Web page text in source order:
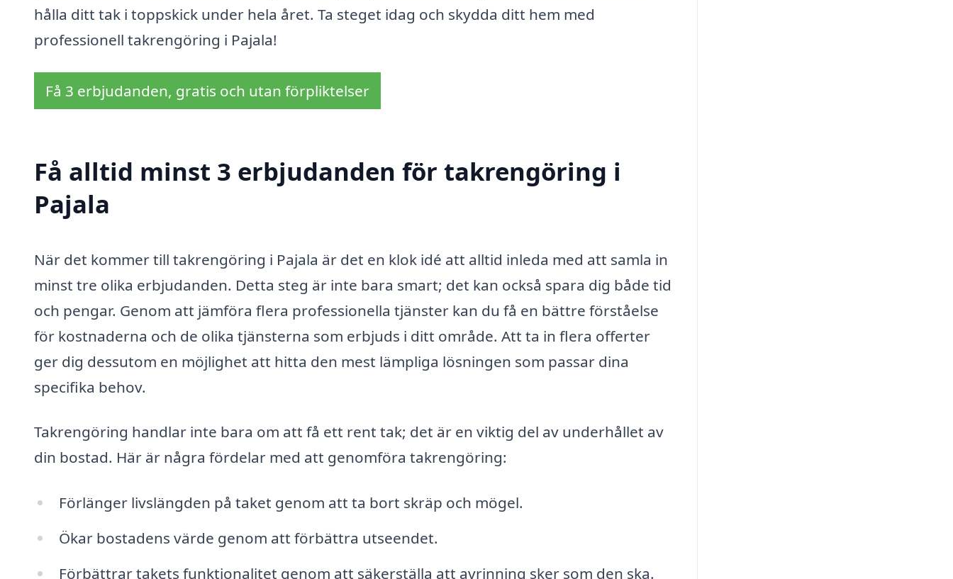
hålla ditt tak i toppskick under hela året. Ta steget idag och skydda ditt hem med
professionell takrengöring i Pajala!
Få 3 erbjudanden, gratis och utan förpliktelser
Få alltid minst 3 erbjudanden för takrengöring i
Pajala
När det kommer till takrengöring i Pajala är det en klok idé att alltid inleda med att samla in
minst tre olika erbjudanden. Detta steg är inte bara smart; det kan också spara dig både tid
och pengar. Genom att jämföra flera professionella tjänster kan du få en bättre förståelse
för kostnaderna och de olika tjänsterna som erbjuds i ditt område. Att ta in flera offerter
ger dig dessutom en möjlighet att hitta den mest lämpliga lösningen som passar dina
specifika behov.
Takrengöring handlar inte bara om att få ett rent tak; det är en viktig del av underhållet av
din bostad. Här är några fördelar med att genomföra takrengöring:
Förlänger livslängden på taket genom att ta bort skräp och mögel.
Ökar bostadens värde genom att förbättra utseendet.
Förbättrar takets funktionalitet genom att säkerställa att avrinning sker som den ska.